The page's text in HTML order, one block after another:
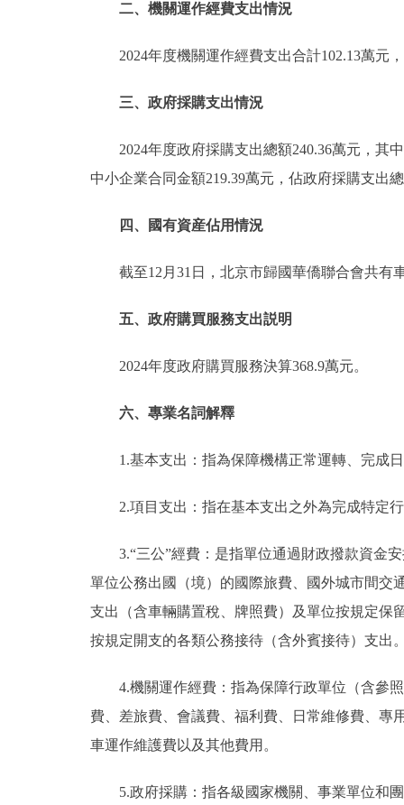
二、機關運作經費支出情況
2024年度機關運作經費支出合計102.13萬元
三、政府採購支出情況
2024年度政府採購支出總額240.36萬元，其
中小企業合同金額219.39萬元，佔政府採購支出
四、國有資産佔用情況
截至12月31日，北京市歸國華僑聯合會共有
五、政府購買服務支出説明
2024年度政府購買服務決算368.9萬元。
六、專業名詞解釋
1.基本支出：指為保障機構正常運轉、完成
2.項目支出：指在基本支出之外為完成特定
3.“三公”經費：是指單位通過財政撥款資金
單位公務出國（境）的國際旅費、國外城市間交
支出（含車輛購置稅、牌照費）及單位按規定保
按規定開支的各類公務接待（含外賓接待）支出
4.機關運作經費：指為保障行政單位（含參
費、差旅費、會議費、福利費、日常維修費、專
車運作維護費以及其他費用。
5.政府採購：指各級國家機關、事業單位和